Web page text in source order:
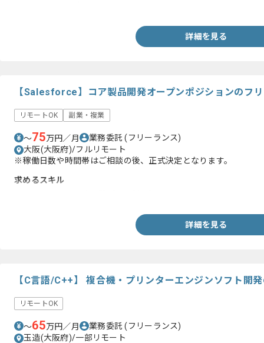
詳細を見る
【Salesforce】コア製品開発オープンポジションのフ
リモートOK 副業・複業
〜75万円／月 業務委託(フリーランス)
大阪(大阪府)/フルリモート
※稼働日数や時間帯はご相談の後、正式決定となります。
求めるスキル
詳細を見る
【C言語/C++】 複合機・プリンターエンジンソフト開
リモートOK
〜65万円／月 業務委託(フリーランス)
玉造(大阪府)/一部リモート